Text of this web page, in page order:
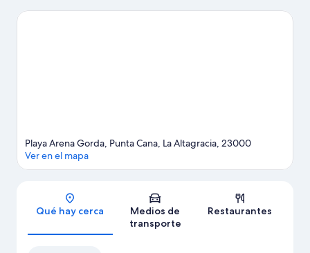
Cortecito. Puedes salir una noche a Discoteca Coco Bongo Punta
Sección del mapa
Playa Arena Gorda, Punta Cana, La Altagracia, 23000
Ver en el mapa
Qué hay cerca
Medios de
transporte
Restaurantes